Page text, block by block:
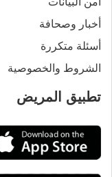
أخبار وصحافة
أسئلة متكررة
الشروط والخصوصية
تطبيق المريض